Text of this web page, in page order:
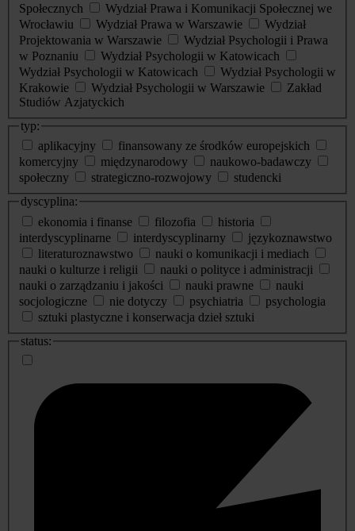
Społecznych
Wydział Prawa i Komunikacji Społecznej we
Wrocławiu
Wydział Prawa w Warszawie
Wydział
Projektowania w Warszawie
Wydział Psychologii i Prawa
w Poznaniu
Wydział Psychologii w Katowicach
Wydział Psychologii w Katowicach
Wydział Psychologii w
Krakowie
Wydział Psychologii w Warszawie
Zakład
Studiów Azjatyckich
typ:
aplikacyjny
finansowany ze środków europejskich
komercyjny
międzynarodowy
naukowo-badawczy
społeczny
strategiczno-rozwojowy
studencki
dyscyplina:
ekonomia i finanse
filozofia
historia
interdyscyplinarne
interdyscyplinarny
językoznawstwo
literaturoznawstwo
nauki o komunikacji i mediach
nauki o kulturze i religii
nauki o polityce i administracji
nauki o zarządzaniu i jakości
nauki prawne
nauki
socjologiczne
nie dotyczy psychiatria
psychologia
sztuki plastyczne i konserwacja dzieł sztuki
status: